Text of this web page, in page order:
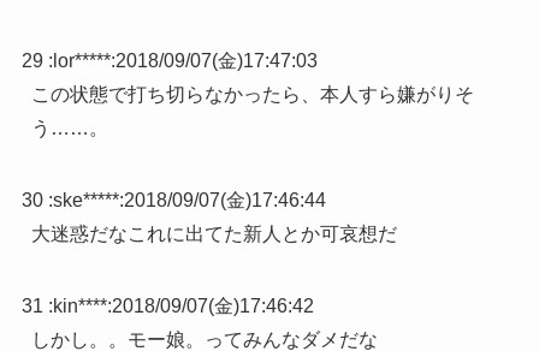
29 : lor*****:2018/09/07(金)17:47:03
この状態で打ち切らなかったら、本人すら嫌がりそ
う……。
30 :ske*****:2018/09/07(金)17:46:44
大迷惑だなこれに出てた新人とか可哀想だ
31 :kin****:2018/09/07(金)17:46:42
しかし。。モー娘。ってみんなダメだな